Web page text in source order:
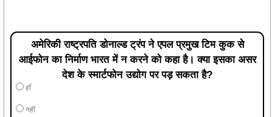
अमेरिकी राष्ट्रपति डोनाल्ड ट्रंप ने एपल प्रमुख टिम कुक से
आईफोन का निर्माण भारत में न करने को कहा है। क्या इसका असर
देश के स्मार्टफोन उद्योग पर पड़ सकता है?
हाँ
नहीं